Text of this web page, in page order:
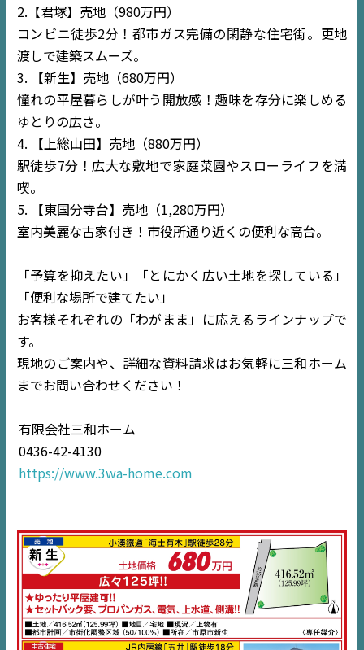
TOP
EVENT
市原エリア
千葉エリア
内房エリア
デジタルサイネージ
2.【君塚】売地（980万円）
コンビニ徒歩2分！都市ガス完備の閑静な住宅街。更地
渡しで建築スムーズ。
3. 【新生】売地（680万円）
憧れの平屋暮らしが叶う開放感！趣味を存分に楽しめる
ゆとりの広さ。
4. 【上総山田】売地（880万円）
駅徒歩7分！広大な敷地で家庭菜園やスローライフを満
喫。
5. 【東国分寺台】売地（1,280万円）
室内美麗な古家付き！市役所通り近くの便利な高台。
「予算を抑えたい」「とにかく広い土地を探している」
「便利な場所で建てたい」
お客様それぞれの「わがまま」に応えるラインナップで
す。
現地のご案内や、詳細な資料請求はお気軽に三和ホーム
までお問い合わせください！
有限会社三和ホーム
0436-42-4130
https://www.3wa-home.com